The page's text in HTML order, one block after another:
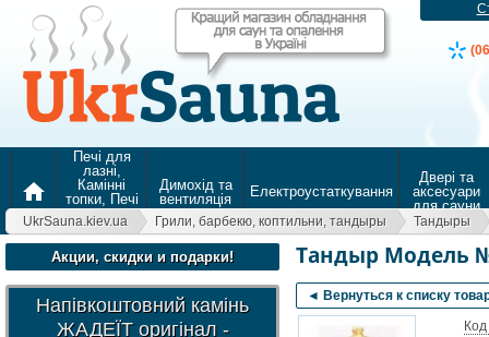
home
Печі для
лазні,
Камінні
топки, Печі
для
опалення
Димохід та
вентиляція
Електроустаткування
Двері та
аксесуари
для сауни
UkrSauna.kiev.ua Грили, барбекю, коптильни, тандыры Тандыры
Акции, скидки и подарки!
Напівкоштовний камінь
ЖАДЕЇТ оригінал -
Тандыр Модель
◄ Вернуться к списку